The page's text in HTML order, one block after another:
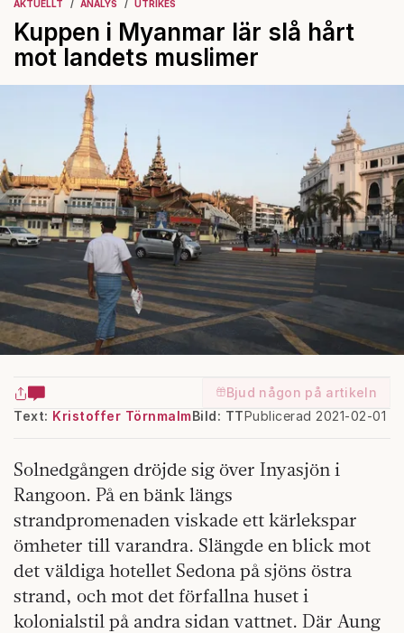
AKTUELLT ANALYS UTRIKES
Kuppen i Myanmar lär slå hårt
mot landets muslimer
Bjud någon på artikeln
Text: Kristoffer Törnmalm Publicerad 2021-02-01
Bild: TT
Solnedgången dröjde sig över Inyasjön i
Rangoon. På en bänk längs
strandpromenaden viskade ett kärlekspar
ömheter till varandra. Slängde en blick mot
det väldiga hotellet Sedona på sjöns östra
strand, och mot det förfallna huset i
kolonialstil på andra sidan vattnet. Där Aung